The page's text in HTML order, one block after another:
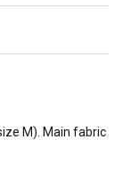
M). Main fabric